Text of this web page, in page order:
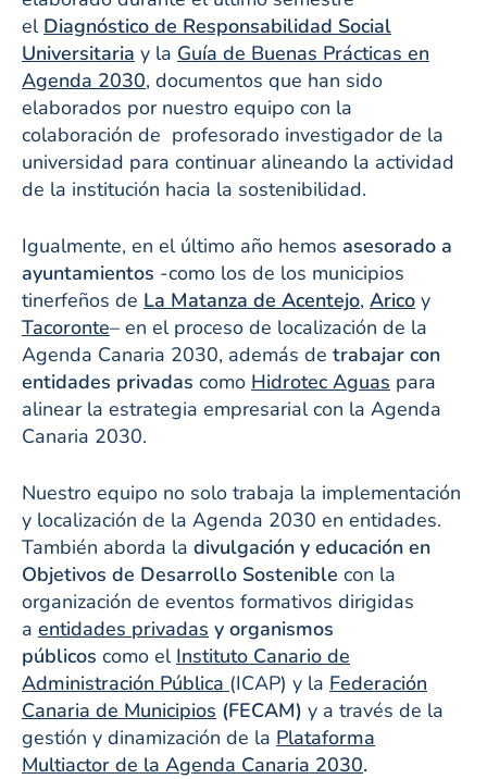
el Diagnóstico de Responsabilidad Social
Universitaria y la Guía de Buenas Prácticas en
Agenda 2030, documentos que han sido
elaborados por nuestro equipo con la
colaboración de profesorado investigador de la
universidad para continuar alineando la actividad
de la institución hacia la sostenibilidad.
Igualmente, en el último año hemos asesorado a
ayuntamientos -como los de los municipios
tinerfeños de La Matanza de Acentejo, Arico y
Tacoronte– en el proceso de localización de la
Agenda Canaria 2030, además de trabajar con
entidades privadas como Hidrotec Aguas para
alinear la estrategia empresarial con la Agenda
Canaria 2030.
Nuestro equipo no solo trabaja la implementación
y localización de la Agenda 2030 en entidades.
También aborda la divulgación y educación en
Objetivos de Desarrollo Sostenible con la
organización de eventos formativos dirigidas
a entidades privadas y organismos
públicos como el Instituto Canario de
Administración Pública (ICAP) y la Federación
Canaria de Municipios (FECAM) y a través de la
gestión y dinamización de la Plataforma
Multiactor de la Agenda Canaria 2030.